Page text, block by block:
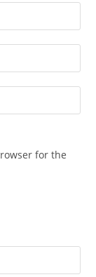
for the